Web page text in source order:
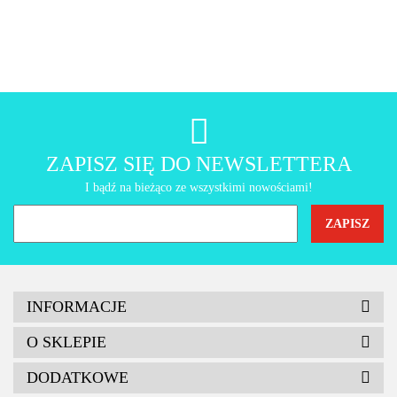
AMT Gastroguss
ZAPISZ SIĘ DO NEWSLETTERA
I bądź na bieżąco ze wszystkimi nowościami!
INFORMACJE
O SKLEPIE
DODATKOWE